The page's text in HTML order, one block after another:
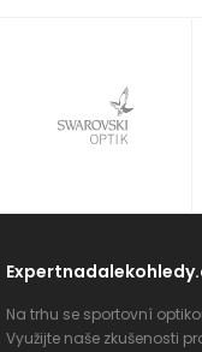
Na trhu se sportovní
Využijte naše zkušenosti